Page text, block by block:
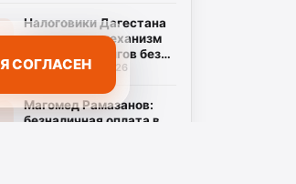
Налоговики Дагестана
разъяснили механизм
взыскания долгов без
суда
Новости•05.08.2026
Магомед Рамазанов:
безналичная оплата в
Я СОГЛАСЕН